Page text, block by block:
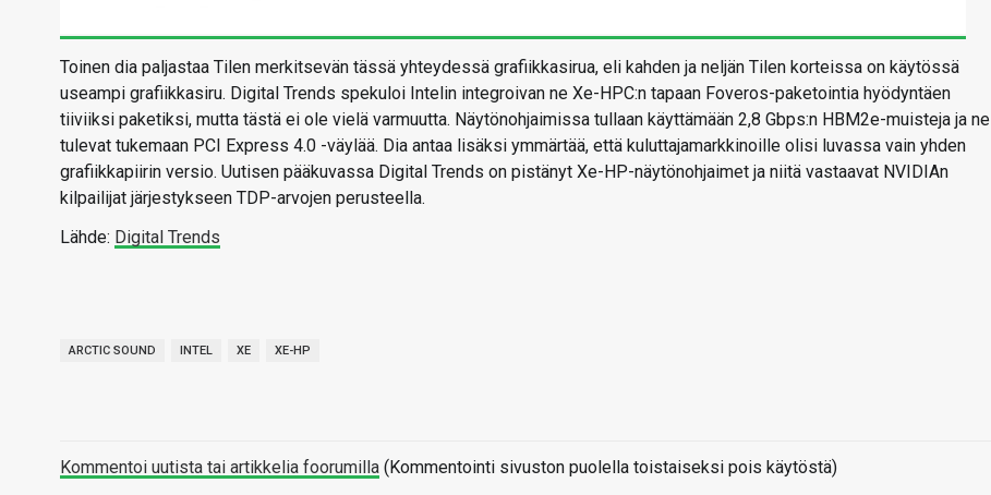
Toinen dia paljastaa Tilen merkitsevän tässä yhteydessä grafiikkasirua, eli kahden ja neljän Tilen korteissa on käytössä
useampi grafiikkasiru. Digital Trends spekuloi Intelin integroivan ne Xe-HPC:n tapaan Foveros-paketointia hyödyntäen
tiiviiksi paketiksi, mutta tästä ei ole vielä varmuutta. Näytönohjaimissa tullaan käyttämään 2,8 Gbps:n HBM2e-muisteja ja ne
tulevat tukemaan PCI Express 4.0 -väylää. Dia antaa lisäksi ymmärtää, että kuluttajamarkkinoille olisi luvassa vain yhden
grafiikkapiirin versio. Uutisen pääkuvassa Digital Trends on pistänyt Xe-HP-näytönohjaimet ja niitä vastaavat NVIDIAn
kilpailijat järjestykseen TDP-arvojen perusteella.
Lähde: Digital Trends
ARCTIC SOUND INTEL XE XE-HP
Kommentoi uutista tai artikkelia foorumilla (Kommentointi sivuston puolella toistaiseksi pois käytöstä)